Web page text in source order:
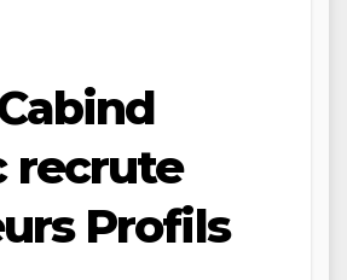
recrute
Profils